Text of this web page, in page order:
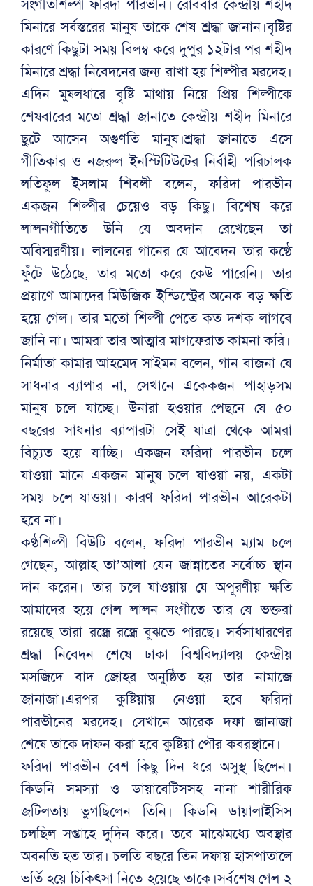
সংগীতশিল্পী ফরিদা পারভীন। রোববার কেন্দ্রীয় শহীদ
মিনারে সর্বস্তরের মানুষ তাকে শেষ শ্রদ্ধা জানান।বৃষ্টির
কারণে কিছুটা সময় বিলম্ব করে দুপুর ১২টার পর শহীদ
মিনারে শ্রদ্ধা নিবেদনের জন্য রাখা হয় শিল্পীর মরদেহ।
এদিন মুষলধারে বৃষ্টি মাথায় নিয়ে প্রিয় শিল্পীকে
শেষবারের মতো শ্রদ্ধা জানাতে কেন্দ্রীয় শহীদ মিনারে
ছুটে আসেন অগুণতি মানুষ।শ্রদ্ধা জানাতে এসে
গীতিকার ও নজরুল ইনস্টিটিউটের নির্বাহী পরিচালক
লতিফুল ইসলাম শিবলী বলেন, ফরিদা পারভীন
একজন শিল্পীর চেয়েও বড় কিছু। বিশেষ করে
লালনগীতিতে উনি যে অবদান রেখেছেন তা
অবিস্মরণীয়। লালনের গানের যে আবেদন তার কণ্ঠে
ফুঁটে উঠেছে, তার মতো করে কেউ পারেনি। তার
প্রয়াণে আমাদের মিউজিক ইন্ডিস্ট্রের অনেক বড় ক্ষতি
হয়ে গেল। তার মতো শিল্পী পেতে কত দশক লাগবে
জানি না। আমরা তার আত্মার মাগফেরাত কামনা করি।
নির্মাতা কামার আহমেদ সাইমন বলেন, গান-বাজনা যে
সাধনার ব্যাপার না, সেখানে একেকজন পাহাড়সম
মানুষ চলে যাচ্ছে। উনারা হওয়ার পেছনে যে ৫০
বছরের সাধনার ব্যাপারটা সেই যাত্রা থেকে আমরা
বিচ্যুত হয়ে যাচ্ছি। একজন ফরিদা পারভীন চলে
যাওয়া মানে একজন মানুষ চলে যাওয়া নয়, একটা
সময় চলে যাওয়া। কারণ ফরিদা পারভীন আরেকটা
হবে না।
কণ্ঠশিল্পী বিউটি বলেন, ফরিদা পারভীন ম্যাম চলে
গেছেন, আল্লাহ তা’আলা যেন জান্নাতের সর্বোচ্চ স্থান
দান করেন। তার চলে যাওয়ায় যে অপূরণীয় ক্ষতি
আমাদের হয়ে গেল লালন সংগীতে তার যে ভক্তরা
রয়েছে তারা রন্ধ্রে রন্ধ্রে বুঝতে পারছে। সর্বসাধারণের
শ্রদ্ধা নিবেদন শেষে ঢাকা বিশ্ববিদ্যালয় কেন্দ্রীয়
মসজিদে বাদ জোহর অনুষ্ঠিত হয় তার নামাজে
জানাজা।এরপর কুষ্টিয়ায় নেওয়া হবে ফরিদা
পারভীনের মরদেহ। সেখানে আরেক দফা জানাজা
শেষে তাকে দাফন করা হবে কুষ্টিয়া পৌর কবরস্থানে।
ফরিদা পারভীন বেশ কিছু দিন ধরে অসুস্থ ছিলেন।
কিডনি সমস্যা ও ডায়াবেটিসসহ নানা শারীরিক
জটিলতায় ভুগছিলেন তিনি। কিডনি ডায়ালাইসিস
চলছিল সপ্তাহে দুদিন করে। তবে মাঝেমধ্যে অবস্থার
অবনতি হত তার। চলতি বছরে তিন দফায় হাসপাতালে
ভর্তি হয়ে চিকিৎসা নিতে হয়েছে তাকে।সর্বশেষ গেল ২